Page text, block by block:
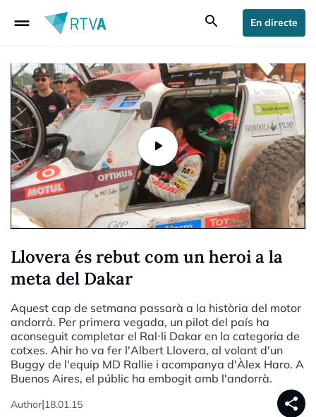
drag_handle search En directe
Llovera és rebut com un heroi a la
meta del Dakar
Aquest cap de setmana passarà a la història del motor
andorrà. Per primera vegada, un pilot del país ha
aconseguit completar el Ral·li Dakar en la categoria de
cotxes. Ahir ho va fer l'Albert Llovera, al volant d'un
Buggy de l'equip MD Rallie i acompanya d'Àlex Haro. A
Buenos Aires, el públic ha embogit amb l'andorrà.
Author|18.01.15 share